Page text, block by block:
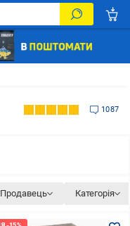
1087
Продавець Категорія